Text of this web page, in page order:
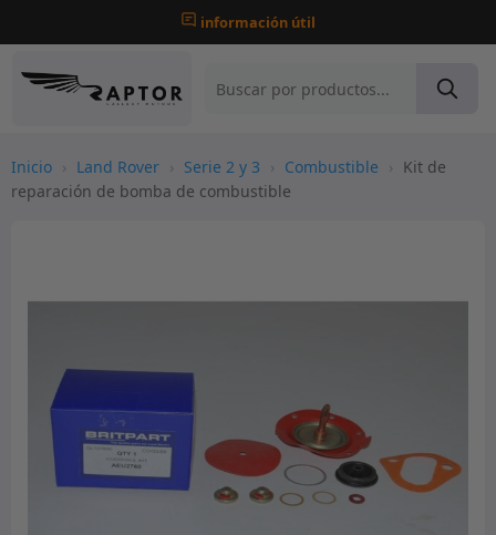
información útil
Inicio › Land Rover › Serie 2 y 3 › Combustible › Kit de
reparación de bomba de combustible